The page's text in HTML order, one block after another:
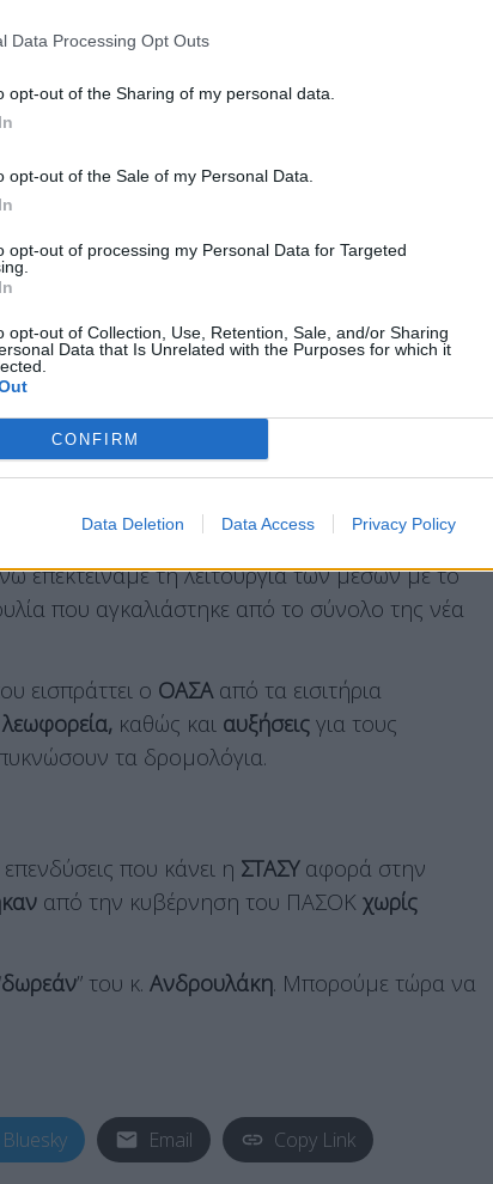
Data Processing Opt Outs
opt-out of the Sharing of my personal data.
opt-out of the Sale of my Personal Data.
opt-out of processing my Personal Data for Targeted
opt-out of Collection, Use, Retention, Sale, and/or Sharing
Data that Is Unrelated with the Purposes for which it
CONFIRM
Data Deletion Data Access Privacy Policy
του, επιχειρεί να
Δεν υπάρχει τίποτα “δωρεάν
κάποιους άλλους. Εξάλλου, τα “
αυτή τη χώρα.
ήδη ένα από τα
οιφοιτητέςμετακινούνται με έκπτωση50%
“δωρεάν” εισιτήρια,η κυβέρνηση της
νέους
εισιτηριοδιαφυγής , ώστε να
επεκτείναμε τη λειτουργία των μέσων με το
που αγκαλιάστηκε από το σύνολο της νέα
εισπράττει ο ΟΑΣΑ από τα εισιτήρια
καθώς και αυξήσεις για τους
τα δρομολόγια.
που κάνει η ΣΤΑΣΥ αφορά στην
από την κυβέρνηση του ΠΑΣΟΚ χωρίς
δωρεάν” του κ. Ανδρουλάκη. Μπορούμε τώρα να
Bluesky Email Copy Link